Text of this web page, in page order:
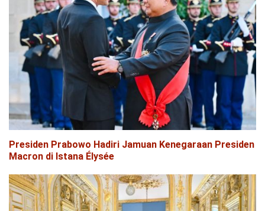
Presiden Prabowo Hadiri Jamuan Kenegaraan Presiden
Macron di Istana Élysée